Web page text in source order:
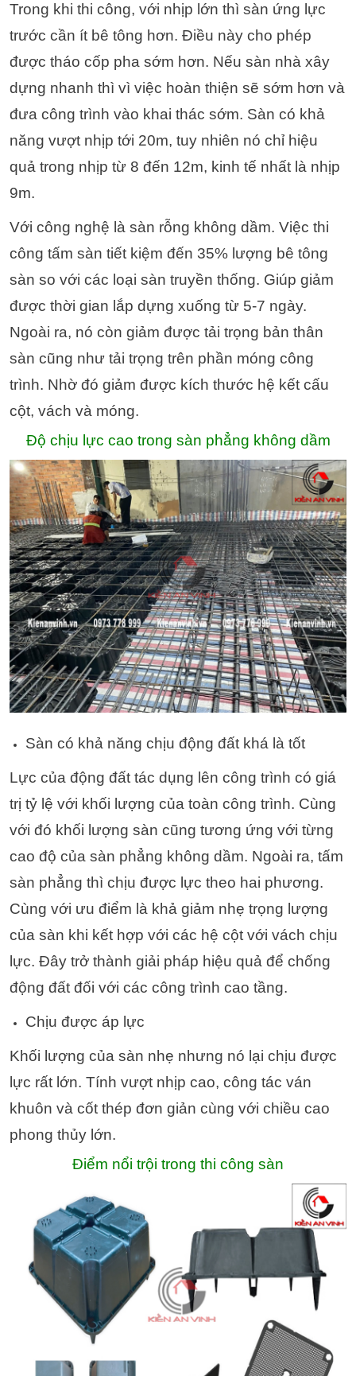
Trong khi thi công, với nhịp lớn thì sàn ứng lực
trước cần ít bê tông hơn. Điều này cho phép
được tháo cốp pha sớm hơn. Nếu sàn nhà xây
dựng nhanh thì vì việc hoàn thiện sẽ sớm hơn và
đưa công trình vào khai thác sớm. Sàn có khả
năng vượt nhịp tới 20m, tuy nhiên nó chỉ hiệu
quả trong nhịp từ 8 đến 12m, kinh tế nhất là nhịp
9m.
Với công nghệ là sàn rỗng không dầm. Việc thi
công tấm sàn tiết kiệm đến 35% lượng bê tông
sàn so với các loại sàn truyền thống. Giúp giảm
được thời gian lắp dựng xuống từ 5-7 ngày.
Ngoài ra, nó còn giảm được tải trọng bản thân
sàn cũng như tải trọng trên phần móng công
trình. Nhờ đó giảm được kích thước hệ kết cấu
cột, vách và móng.
Độ chịu lực cao trong sàn phẳng không dầm
Sàn có khả năng chịu động đất khá là tốt
Lực của động đất tác dụng lên công trình có giá
trị tỷ lệ với khối lượng của toàn công trình. Cùng
với đó khối lượng sàn cũng tương ứng với từng
cao độ của sàn phẳng không dầm. Ngoài ra, tấm
sàn phẳng thì chịu được lực theo hai phương.
Cùng với ưu điểm là khả giảm nhẹ trọng lượng
của sàn khi kết hợp với các hệ cột với vách chịu
lực. Đây trở thành giải pháp hiệu quả để chống
động đất đối với các công trình cao tầng.
Chịu được áp lực
Khối lượng của sàn nhẹ nhưng nó lại chịu được
lực rất lớn. Tính vượt nhịp cao, công tác ván
khuôn và cốt thép đơn giản cùng với chiều cao
phong thủy lớn.
Điểm nổi trội trong thi công sàn